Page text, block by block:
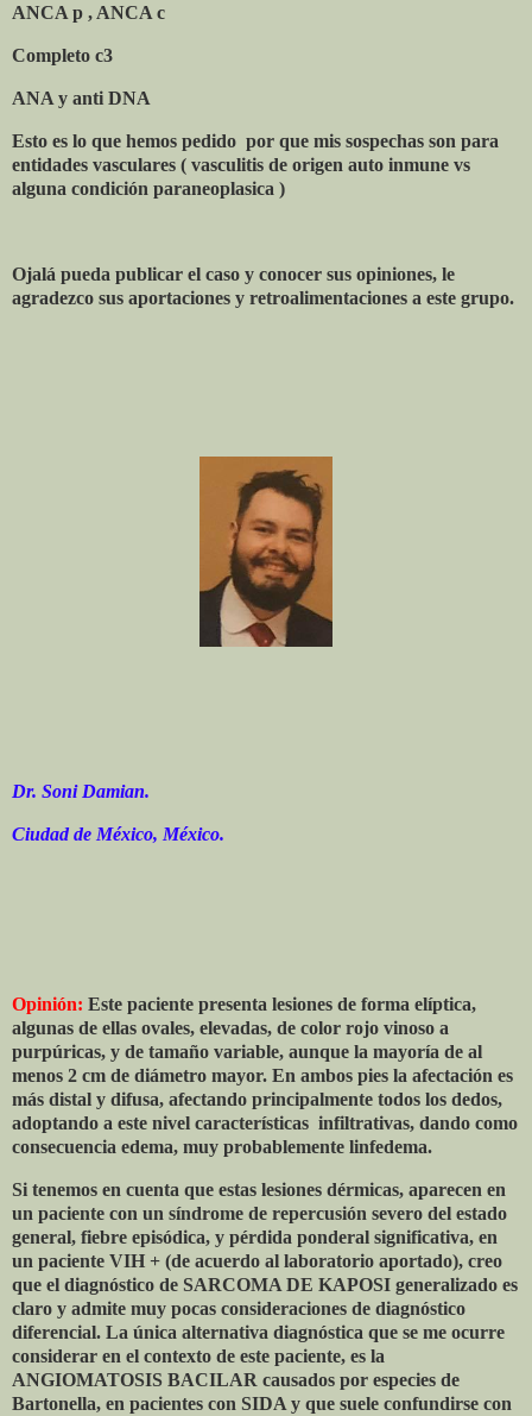
ANCA p , ANCA c
Completo c3
ANA y anti DNA
Esto es lo que hemos pedido por que mis sospechas son para
entidades vasculares ( vasculitis de origen auto inmune vs
alguna condición paraneoplasica )
Ojalá pueda publicar el caso y conocer sus opiniones, le
agradezco sus aportaciones y retroalimentaciones a este grupo.
Dr. Soni Damian.
Ciudad de México, México.
Opinión: Este paciente presenta lesiones de forma elíptica,
algunas de ellas ovales, elevadas, de color rojo vinoso a
purpúricas, y de tamaño variable, aunque la mayoría de al
menos 2 cm de diámetro mayor. En ambos pies la afectación es
más distal y difusa, afectando principalmente todos los dedos,
adoptando a este nivel características infiltrativas, dando como
consecuencia edema, muy probablemente linfedema.
Si tenemos en cuenta que estas lesiones dérmicas, aparecen en
un paciente con un síndrome de repercusión severo del estado
general, fiebre episódica, y pérdida ponderal significativa, en
un paciente VIH + (de acuerdo al laboratorio aportado), creo
que el diagnóstico de SARCOMA DE KAPOSI generalizado es
claro y admite muy pocas consideraciones de diagnóstico
diferencial. La única alternativa diagnóstica que se me ocurre
considerar en el contexto de este paciente, es la
ANGIOMATOSIS BACILAR causados por especies de
Bartonella, en pacientes con SIDA y que suele confundirse con